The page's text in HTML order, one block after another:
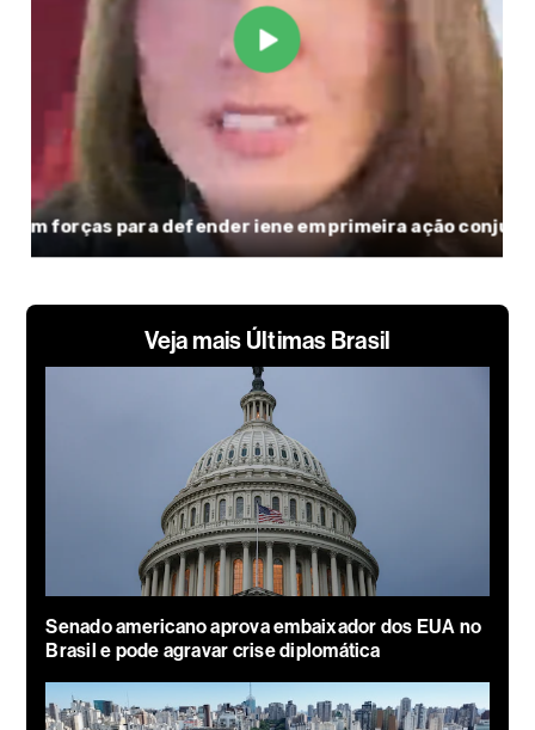
Veja mais Últimas Brasil
Senado americano aprova embaixador dos EUA no
Brasil e pode agravar crise diplomática